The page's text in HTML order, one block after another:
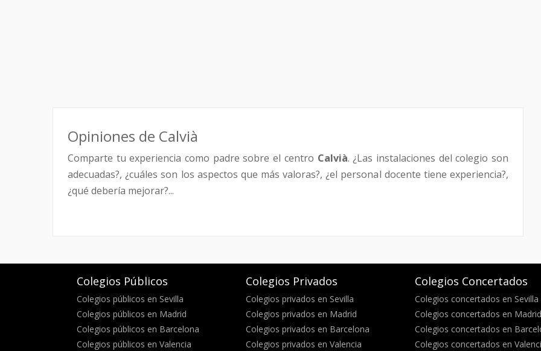
Opiniones de Calvià
Comparte tu experiencia como padre sobre el centro Calvià. ¿Las instalaciones del colegio son
adecuadas?, ¿cuáles son los aspectos que más valoras?, ¿el personal docente tiene experiencia?,
¿qué debería mejorar?...
Colegios Públicos
Colegios públicos en Sevilla
Colegios públicos en Madrid
Colegios públicos en Barcelona
Colegios públicos en Valencia
Colegios Privados
Colegios privados en Sevilla
Colegios privados en Madrid
Colegios privados en Barcelona
Colegios privados en Valencia
Colegios Concertados
Colegios concertados en Sevilla
Colegios concertados en Madrid
Colegios concertados en
Colegios concertados en